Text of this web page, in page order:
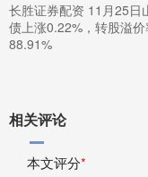
长胜证券配资 11月25日
债上涨0.22%，转股溢
88.91%
相关评论
本文评分*